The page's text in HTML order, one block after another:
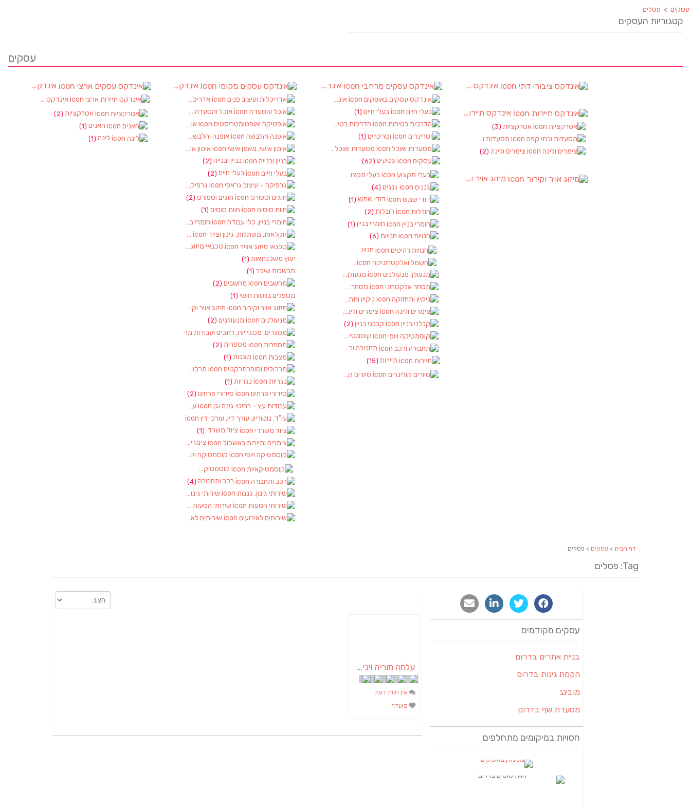
עסקים > פסלים
קטגוריות העסקים
עסקים
אינדקס עסקים ארצי
אינדקס תיירות ארצי
אטרקציות (2)
חאנים (1)
לינה (1)
אינדקס עסקים מקומי (90)
אדריכלות ועיצוב פנים (2)
אוכל והסעדה (17)
אופטיקה ואופטומטריסטים (1)
אופנה והלבשה
אימון אישי, מאמן אישי
בניין ובנייה (2)
בעלי חיים (2)
גרפיקה – עיצוב גראפי
חוגים וספורט (2)
חוות סוסים (1)
חומרי בניין, כלי עבודה
טכנאי מיזוג אוויר
יעוץ משכנתאות (1)
מבשלות שיכר (1)
מחשבים (2)
מטפלים בויסות חושי (1)
מיזוג אויר וקירור
מנעולנים (2)
מספרות (2)
מצבות (1)
מרכולים וסופרמרקטים
נגריות (1)
סידורי פרחים (2)
עבודות עץ – רהיטי גינה וגן
ציוד משרדי (1)
צימרים ותיירות באשכול
קוסמטיקה ויופי
קוסמטיקאיות
רכב ותחבורה (4)
שירותי גינון, גננות
שירותי הסעות (1)
שירותים לאירועים
אינדקס עסקים מרחבי (97)
אינדקס עסקים באופקים (8)
בעלי חיים (1)
הדרכות בטיחות
וטרינרים (1)
מסעדות ואוכל (3)
עסקים (62)
בעלי מקצוע
גננים (4)
דודי שמש (1)
הובלות (2)
חומרי בניין (1)
חנויות (6)
חנויות רהיטים
חשמל ואלקטרוניקה
מנעולן, מנעולנים
מסחר אלקטרוני
ניקיון ותחזוקה
צימרים ולינה
קבלני בניין (2)
קוסמטיקה ויופי
תחבורה ורכב
תיירות (15)
סיורים קולינרים
אינדקס ציבורי דתי (4)
אינדקס תיירות
אטרקציות (3)
מסעדות ובתי קפה
צימרים ולינה (2)
מיזוג אויר וקירור
דף הבית > עסקים > פסלים
Tag: פסלים
עלמה מוריה ויניק פסלת
אין חוות דעת
מועדף
עסקים מקודמים
בניית אתרים בדרום
הקמת גינות בדרום
מובינג
מסעדת שף בדרום
חסויות במיקומים מתחלפים